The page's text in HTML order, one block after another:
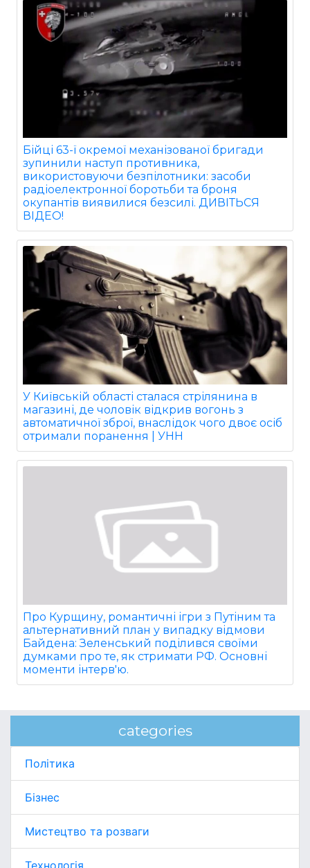
Бійці 63-ї окремої механізованої бригади
зупинили наступ противника,
використовуючи безпілотники: засоби
радіоелектронної боротьби та броня
окупантів виявилися безсилі. ДИВІТЬСЯ
ВІДЕО!
У Київській області сталася стрілянина в
магазині, де чоловік відкрив вогонь з
автоматичної зброї, внаслідок чого двоє осіб
отримали поранення | УНН
Про Курщину, романтичні ігри з Путіним та
альтернативний план у випадку відмови
Байдена: Зеленський поділився своїми
думками про те, як стримати РФ. Основні
моменти інтерв'ю.
categories
Політика
Бізнес
Мистецтво та розваги
Технологія